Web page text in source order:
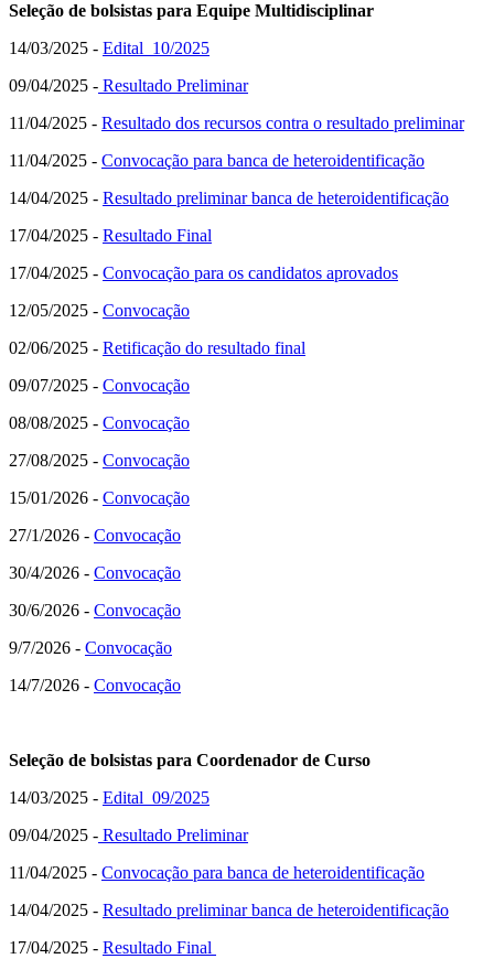
Seleção de bolsistas para Equipe Multidisciplinar
14/03/2025 - Edital 10/2025
09/04/2025 - Resultado Preliminar
11/04/2025 - Resultado dos recursos contra o resultado preliminar
11/04/2025 - Convocação para banca de heteroidentificação
14/04/2025 - Resultado preliminar banca de heteroidentificação
17/04/2025 - Resultado Final
17/04/2025 - Convocação para os candidatos aprovados
12/05/2025 - Convocação
02/06/2025 - Retificação do resultado final
09/07/2025 - Convocação
08/08/2025 - Convocação
27/08/2025 - Convocação
15/01/2026 - Convocação
27/1/2026 - Convocação
30/4/2026 - Convocação
30/6/2026 - Convocação
9/7/2026 - Convocação
14/7/2026 - Convocação
Seleção de bolsistas para Coordenador de Curso
14/03/2025 - Edital 09/2025
09/04/2025 - Resultado Preliminar
11/04/2025 - Convocação para banca de heteroidentificação
14/04/2025 - Resultado preliminar banca de heteroidentificação
17/04/2025 - Resultado Final